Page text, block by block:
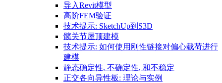
导入Revit模型
高阶FEM验证
技术提示: SketchUp到S3D
髋关节屋顶建模
技术提示: 如何使用刚性链接对偏心载荷进行
建模
静态确定性, 不确定性, 和不稳定
正交各向异性板: 理论与实例